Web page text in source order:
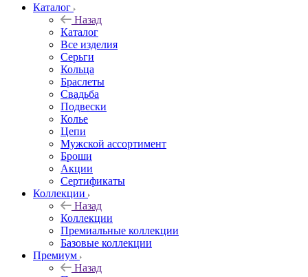
Каталог
Назад
Каталог
Все изделия
Серьги
Кольца
Браслеты
Свадьба
Подвески
Колье
Цепи
Мужской ассортимент
Броши
Акции
Сертификаты
Коллекции
Назад
Коллекции
Премиальные коллекции
Базовые коллекции
Премиум
Назад